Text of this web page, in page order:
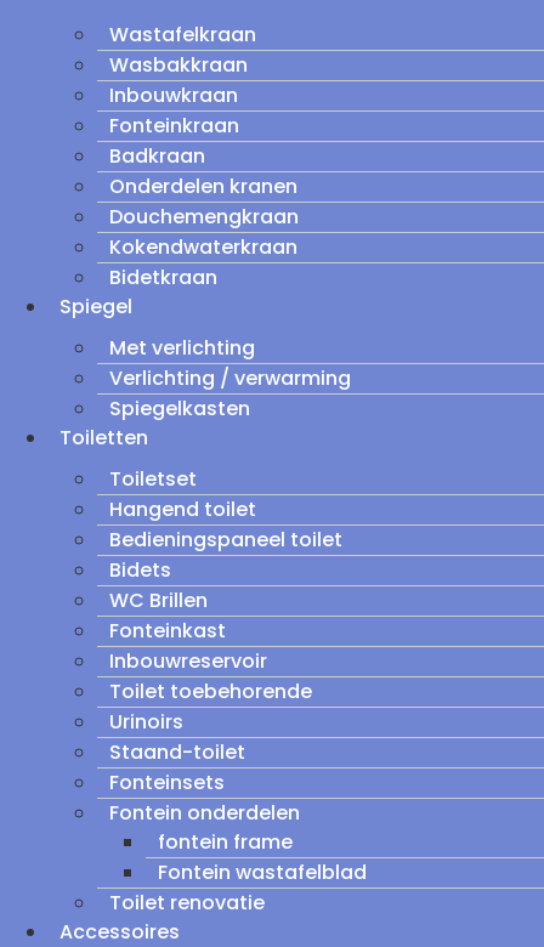
Wastafelkraan
Wasbakkraan
Inbouwkraan
Fonteinkraan
Badkraan
Onderdelen kranen
Douchemengkraan
Kokendwaterkraan
Bidetkraan
Spiegel
Met verlichting
Verlichting / verwarming
Spiegelkasten
Toiletten
Toiletset
Hangend toilet
Bedieningspaneel toilet
Bidets
WC Brillen
Fonteinkast
Inbouwreservoir
Toilet toebehorende
Urinoirs
Staand-toilet
Fonteinsets
Fontein onderdelen
fontein frame
Fontein wastafelblad
Toilet renovatie
Accessoires